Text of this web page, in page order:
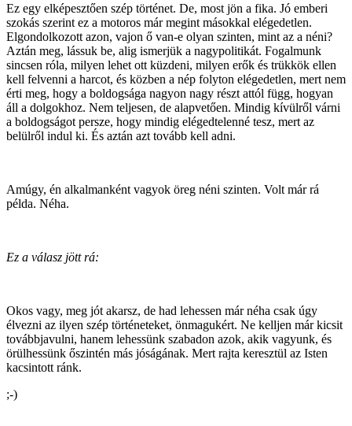
Ez egy elképesztően szép történet. De, most jön a fika. Jó emberi
szokás szerint ez a motoros már megint másokkal elégedetlen.
Elgondolkozott azon, vajon ő van-e olyan szinten, mint az a néni?
Aztán meg, lássuk be, alig ismerjük a nagypolitikát. Fogalmunk
sincsen róla, milyen lehet ott küzdeni, milyen erők és trükkök ellen
kell felvenni a harcot, és közben a nép folyton elégedetlen, mert nem
érti meg, hogy a boldogsága nagyon nagy részt attól függ, hogyan
áll a dolgokhoz. Nem teljesen, de alapvetően. Mindig kívülről várni
a boldogságot persze, hogy mindig elégedtelenné tesz, mert az
belülről indul ki. És aztán azt tovább kell adni.
Amúgy, én alkalmanként vagyok öreg néni szinten. Volt már rá
példa. Néha.
Ez a válasz jött rá:
Okos vagy, meg jót akarsz, de had lehessen már néha csak úgy
élvezni az ilyen szép történeteket, önmagukért. Ne kelljen már kicsit
továbbjavulni, hanem lehessünk szabadon azok, akik vagyunk, és
örülhessünk őszintén más jóságának. Mert rajta keresztül az Isten
kacsintott ránk.
;-)